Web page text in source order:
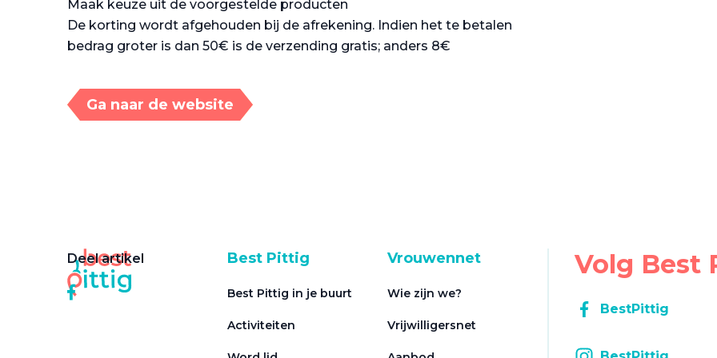
Maak keuze uit de voorgestelde producten
De korting wordt afgehouden bij de afrekening. Indien het te betalen
bedrag groter is dan 50€ is de verzending gratis; anders 8€
Ga naar de website
Deel artikel Best Pittig
Best Pittig in je buurt
Activiteiten
Vrouwennet
Wie zijn we?
Vrijwilligersnet
Volg Best
BestPittig